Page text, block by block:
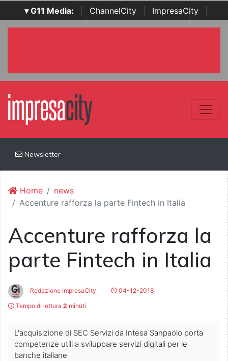
▾ G11 Media: ChannelCity ImpresaCity
SecurityOpenLab | Italian Channel Awards | Italian
Newsletter
Home
news
Accenture rafforza la parte Fintech in Italia
Accenture rafforza la
parte Fintech in Italia
Redazione ImpresaCity
04-12-2018
Tempo di lettura 2 minuti
L'acquisizione di SEC Servizi da Intesa Sanpaolo porta
competenze utili a sviluppare servizi digitali per le
banche italiane